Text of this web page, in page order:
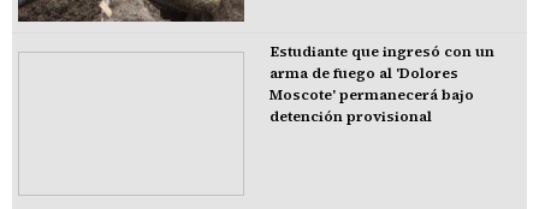
Estudiante que ingresó con un
arma de fuego al 'Dolores
Moscote' permanecerá bajo
detención provisional